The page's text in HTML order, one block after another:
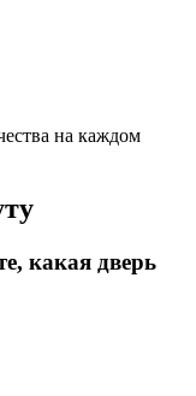
на каждом
какая дверь